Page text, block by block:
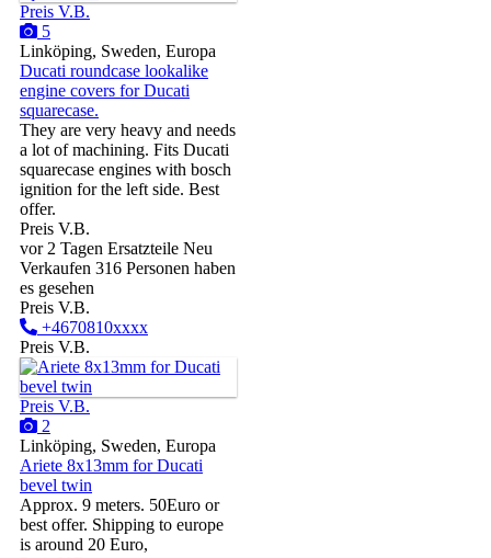
Preis V.B.
5
Linköping, Sweden, Europa
Ducati roundcase lookalike
engine covers for Ducati
squarecase.
They are very heavy and needs
a lot of machining. Fits Ducati
squarecase engines with bosch
ignition for the left side. Best
offer.
Preis V.B.
vor 2 Tagen Ersatzteile Neu
Verkaufen 316 Personen haben
es gesehen
Preis V.B.
+4670810xxxx
Preis V.B.
Preis V.B.
2
Linköping, Sweden, Europa
Ariete 8x13mm for Ducati
bevel twin
Approx. 9 meters. 50Euro or
best offer. Shipping to europe
is around 20 Euro,